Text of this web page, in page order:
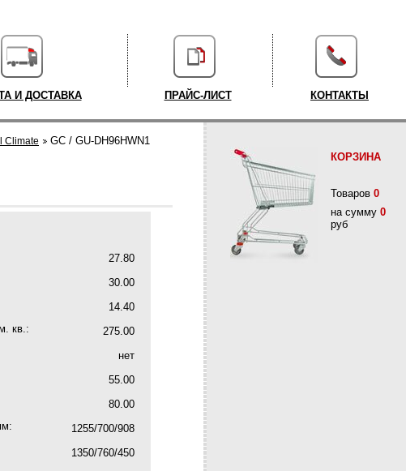
И ДОСТАВКА ПРАЙС-ЛИСТ КОНТАКТЫ
Climate GC / GU-DH96HWN1
27.80
30.00
14.40
кв.:
275.00
нет
55.00
80.00
1255/700/908
1350/760/450
КОРЗИНА
Товаров 0
на сумму 0
руб